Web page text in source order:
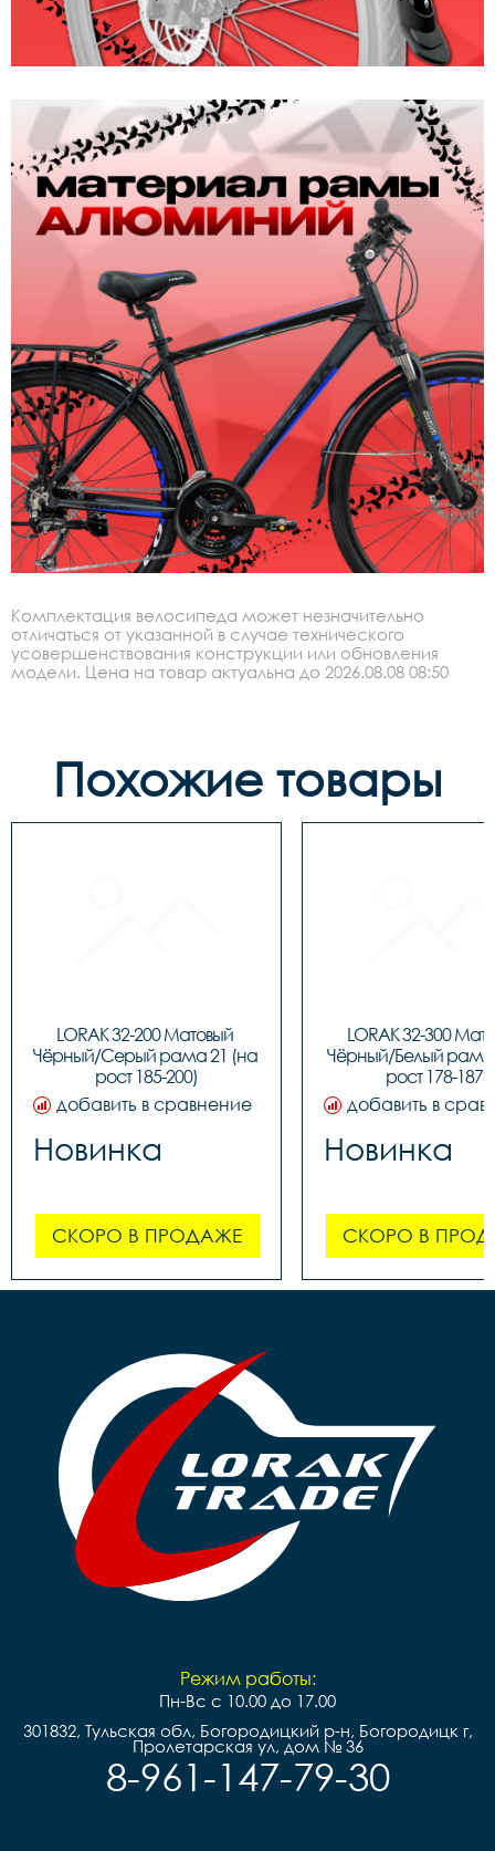
Комплектация велосипеда может незначительно
отличаться от указанной в случае технического
усовершенствования конструкции или обновления
модели. Цена на товар актуальна до 2026.08.08 08:50
Похожие товары
LORAK 32-200 Матовый
Чёрный/Серый рама 21 (на
рост 185-200)
добавить в сравнение
Новинка
СКОРО В ПРОДАЖЕ
LORAK 32-300
Чёрный/Белый рама
рост 178-187)
добавить в
Новинка
СКОРО В
Режим работы:
Пн-Вс с 10.00 до 17.00
301832, Тульская обл, Богородицкий р-н, Богородицк г,
Пролетарская ул, дом № 36
8-961-147-79-30